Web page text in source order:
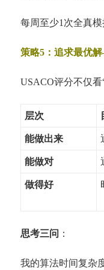
每周至少1次全真模
策略5：追求最优
USACO评分不仅看
层次
能做出来
能做对
做得好
思考三问 ：
我的算法时间复杂